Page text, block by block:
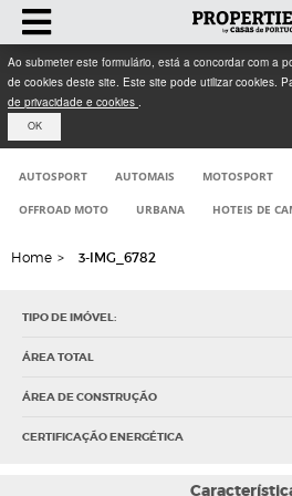
Ao submeter este formulário, está a concordar com a
de cookies deste site. Este site pode utilizar cookies.
de privacidade e cookies .
OK
AUTOSPORT AUTOMAIS MOTOSPORT
OFFROAD MOTO URBANA HOTEIS DE
Home > 3-IMG_6782
TIPO DE IMÓVEL:
ÁREA TOTAL
ÁREA DE CONSTRUÇÃO
CERTIFICAÇÃO ENERGÉTICA